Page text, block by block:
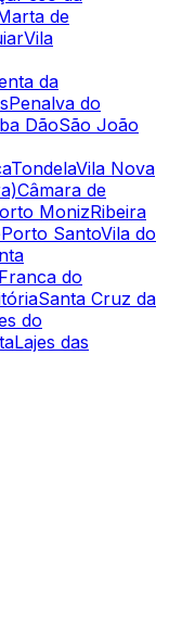
de
Vila
da
Penalva do
DãoSão João
TondelaVila Nova
Câmara de
MonizRibeira
Porto SantoVila do
do
Santa Cruz da
do
Lajes das